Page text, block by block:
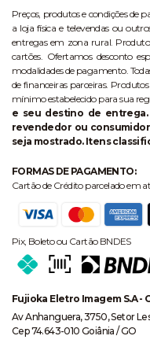
Preços, produtos e condições de
a loja física e televendas ou
entregas em zona rural.
cartões. Ofertamos desconto
modalidades de pagamento.
de financeiras parceiras.
mínimo estabelecido para sua
e seu destino de entrega.
revendedor ou
seja mostrado. Itens
FORMAS DE PAGAMENTO:
Cartão de Crédito parcelado em
Pix, Boleto ou Cartão BNDES
Fujioka Eletro Imagem S.A -
Av Anhanguera, 3750, Setor
Cep 74.643-010 Goiânia / GO